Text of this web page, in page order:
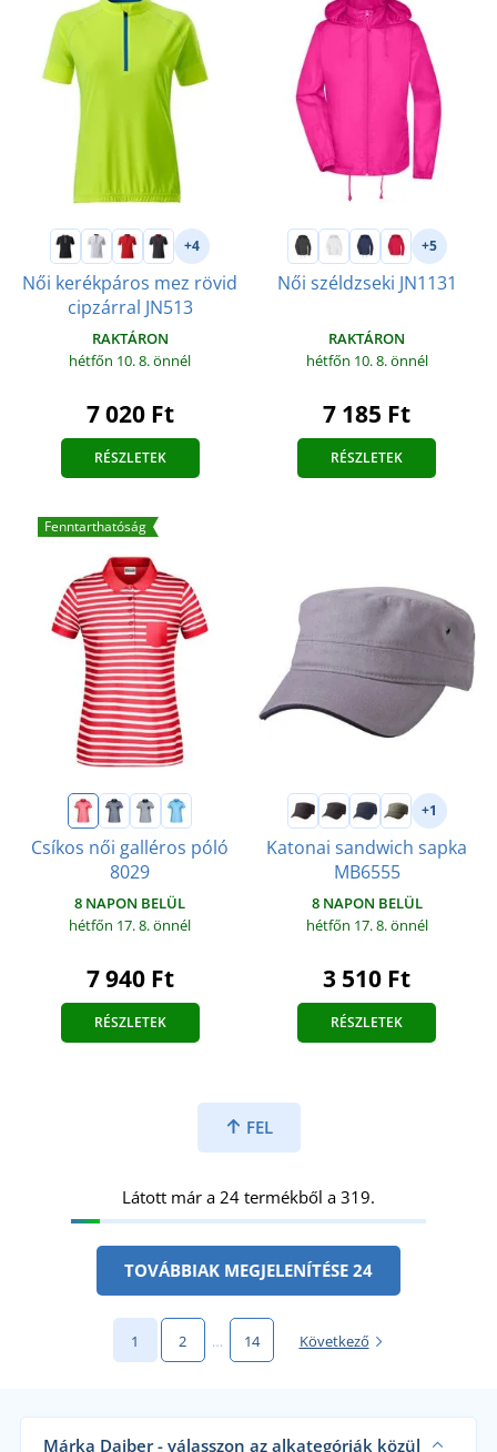
+4
Női kerékpáros mez rövid
cipzárral JN513
RAKTÁRON
hétfőn 10. 8.önnél
7 020 Ft
RÉSZLETEK
+5
Női széldzseki JN1131
RAKTÁRON
hétfőn 10. 8.önnél
7 185 Ft
RÉSZLETEK
Fenntarthatóság
Csíkos női galléros póló
8029
8 NAPON BELÜL
hétfőn 17. 8.önnél
7 940 Ft
RÉSZLETEK
+1
Katonai sandwich sapka
MB6555
8 NAPON BELÜL
hétfőn 17. 8.önnél
3 510 Ft
RÉSZLETEK
FEL
Látott már a 24 termékből a 319.
TOVÁBBIAK MEGJELENÍTÉSE 24
1 2 … 14 Következő
Márka Daiber - válasszon az alkategóriák közül